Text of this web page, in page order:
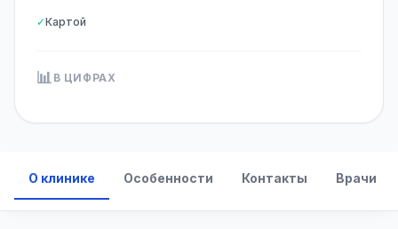
✓Картой
📊 В ЦИФРАХ
О клинике Особенности Контакты Врачи